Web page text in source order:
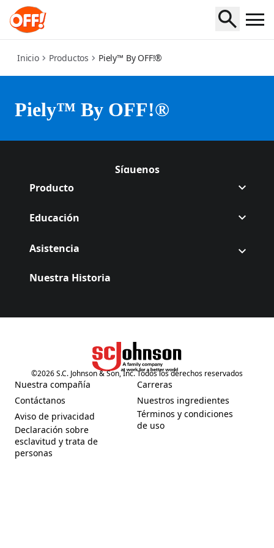
piely-by-off
Inicio Productos Piely™ By OFF!®
Piely™ By OFF!®
Síguenos
Síguenos Off en Facebook
(Opens in a new tab)
Síguenos Off en Instagram
(Opens in a new tab)
Producto
Educación
Asistencia
Nuestra Historia
(Opens in a new tab)
©2026S.C. Johnson & Son, Inc. Todos los derechos reservados
Nuestra compañía
(Opens in a new tab)
Contáctanos
(Opens in a new tab)
Aviso de privacidad
(Opens in a new tab)
Declaración sobre
esclavitud y trata de
personas
(Opens in a new tab)
Carreras
(Opens in a new tab)
Nuestros ingredientes
(Opens in a new tab)
Términos y condiciones
de uso
(Opens in a new tab)